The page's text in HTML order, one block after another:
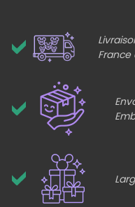
France